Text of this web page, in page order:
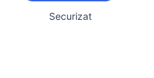
Securizat